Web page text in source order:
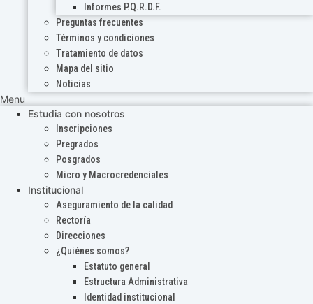
Informes P.Q.R.D.F.
Preguntas frecuentes
Términos y condiciones
Tratamiento de datos
Mapa del sitio
Noticias
Menu
Estudia con nosotros
Inscripciones
Pregrados
Posgrados
Micro y Macrocredenciales
Institucional
Aseguramiento de la calidad
Rectoría
Direcciones
¿Quiénes somos?
Estatuto general
Estructura Administrativa
Identidad institucional